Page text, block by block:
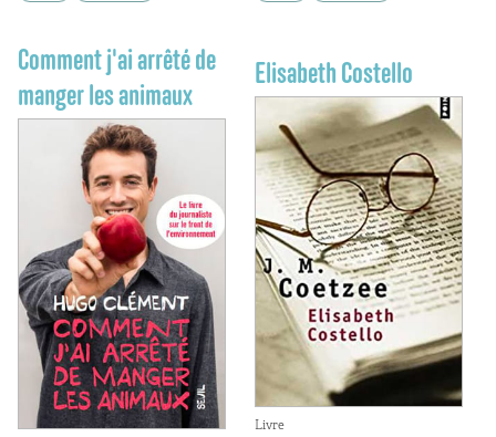
Comment j'ai arrêté de
manger les animaux
Elisabeth Costello
Livre